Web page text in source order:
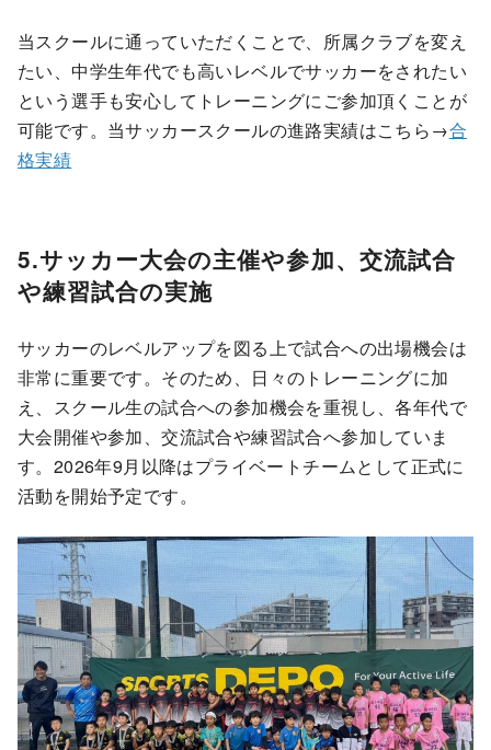
当スクールに通っていただくことで、所属クラブを変え
たい、中学生年代でも高いレベルでサッカーをされたい
という選手も安心してトレーニングにご参加頂くことが
可能です。当サッカースクールの進路実績はこちら→合
格実績
5.サッカー大会の主催や参加、交流試合
や練習試合の実施
サッカーのレベルアップを図る上で試合への出場機会は
非常に重要です。そのため、日々のトレーニングに加
え、スクール生の試合への参加機会を重視し、各年代で
大会開催や参加、交流試合や練習試合へ参加していま
す。2026年9月以降はプライベートチームとして正式に
活動を開始予定です。